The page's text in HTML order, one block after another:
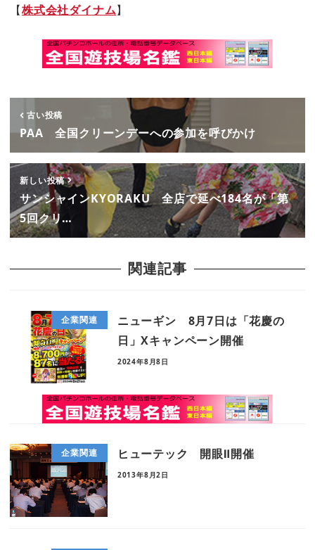
【株式会社ダイナム】
古い投稿
PAA 全国クリーンデーへの参加を呼びかけ
新しい投稿
サンシャインKYORAKU 全店で延べ184名が「第
5回クリ…
関連記事
企業関連
ニューギン 8月7日は「花慶の
日」Xキャンペーン開催
2024年8月8日
企業関連 ヒューテック 開眼Ⅱ開催
2013年8月2日